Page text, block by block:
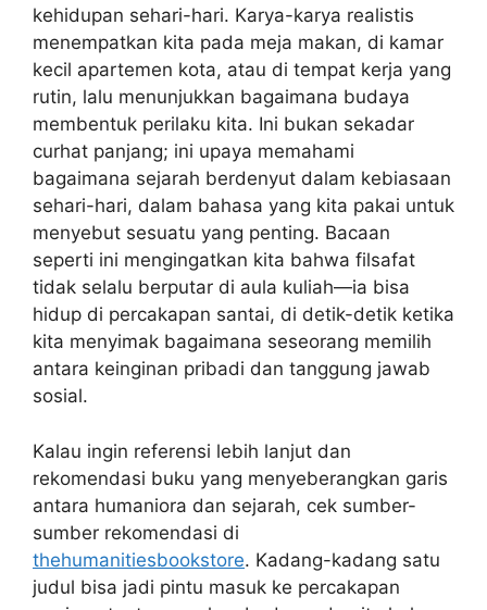
kehidupan sehari-hari. Karya-karya realistis
menempatkan kita pada meja makan, di kamar
kecil apartemen kota, atau di tempat kerja yang
rutin, lalu menunjukkan bagaimana budaya
membentuk perilaku kita. Ini bukan sekadar
curhat panjang; ini upaya memahami
bagaimana sejarah berdenyut dalam kebiasaan
sehari-hari, dalam bahasa yang kita pakai untuk
menyebut sesuatu yang penting. Bacaan
seperti ini mengingatkan kita bahwa filsafat
tidak selalu berputar di aula kuliah—ia bisa
hidup di percakapan santai, di detik-detik ketika
kita menyimak bagaimana seseorang memilih
antara keinginan pribadi dan tanggung jawab
sosial.
Kalau ingin referensi lebih lanjut dan
rekomendasi buku yang menyeberangkan garis
antara humaniora dan sejarah, cek sumber-
sumber rekomendasi di
thehumanitiesbookstore. Kadang-kadang satu
judul bisa jadi pintu masuk ke percakapan